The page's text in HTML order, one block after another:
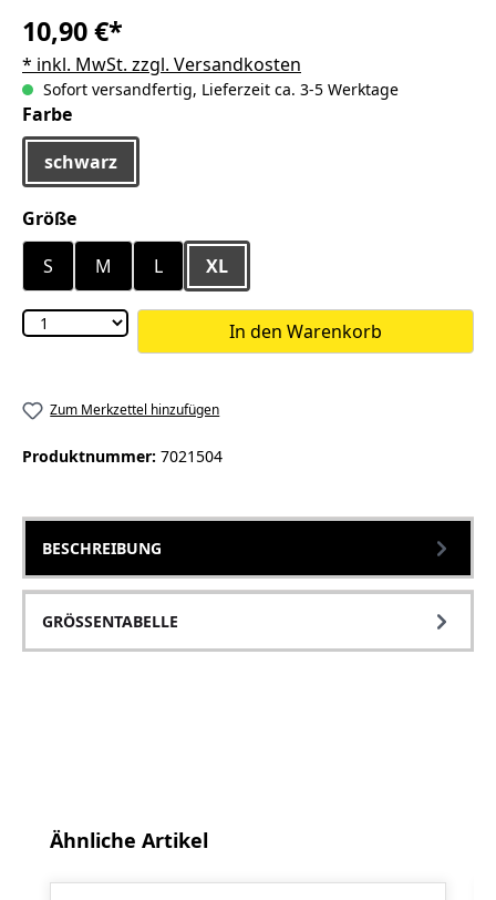
10,90 €*
* inkl. MwSt. zzgl. Versandkosten
Sofort versandfertig, Lieferzeit ca. 3-5 Werktage
Farbeauswählen
schwarz
Größeauswählen
S
M L XL
In den Warenkorb
Zum Merkzettel hinzufügen
Produktnummer: 7021504
BESCHREIBUNG
GRÖSSENTABELLE
Produktgalerie überspringen
Ähnliche Artikel